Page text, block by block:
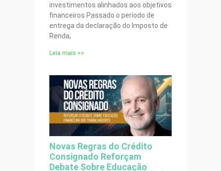
investimentos alinhados aos objetivos
financeiros Passado o período de
entrega da declaração do Imposto de
Renda,
Leia mais >>
Novas Regras do Crédito
Consignado Reforçam
Debate Sobre Educação